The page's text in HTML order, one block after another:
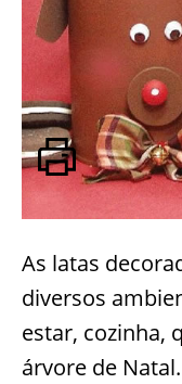
As latas
diversos
estar, cozinha,
árvore de